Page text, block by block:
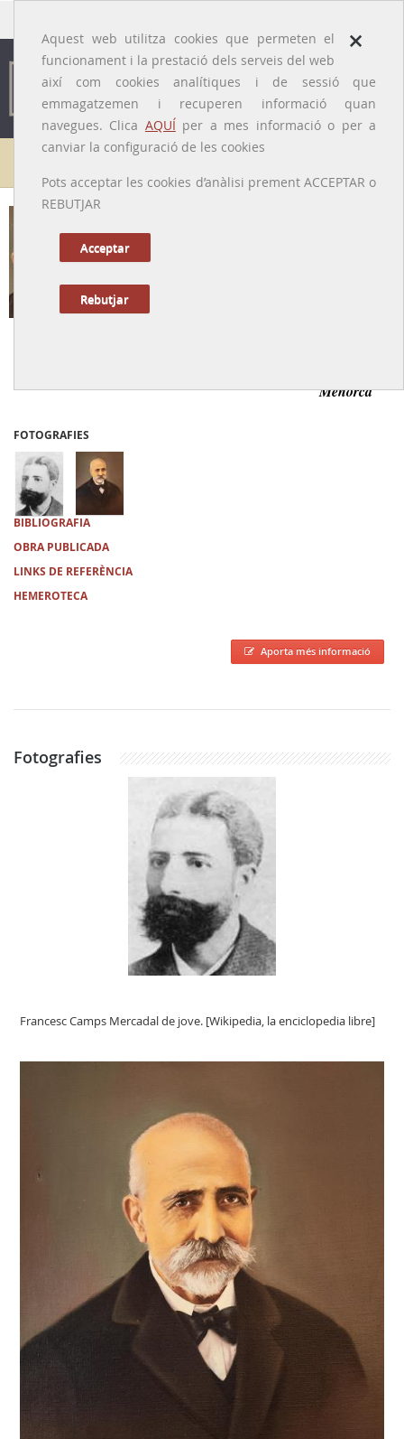
×
Aquest web utilitza cookies que permeten el
funcionament i la prestació dels serveis del web
així com cookies analítiques i de sessió que
emmagatzemen i recuperen informació quan
navegues. Clica AQUÍper a mes informació o per a
canviar la configuració de les cookies
Pots acceptar les cookies d’anàlisi prement ACCEPTAR o
REBUTJAR
Acceptar
Rebutjar
Galeria de metges
[es Migjorn Gran (Menorca), 27/03/1852 – 3/05/1929]
Menorca
FOTOGRAFIES
BIBLIOGRAFIA
OBRA PUBLICADA
LINKS DE REFERÈNCIA
HEMEROTECA
Aporta més informació
Fotografies
Francesc Camps Mercadal de jove. [Wikipedia, la enciclopedia libre]